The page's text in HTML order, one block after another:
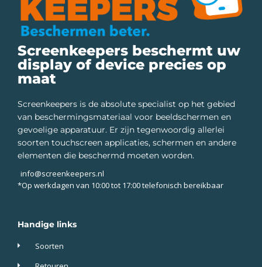
Screenkeepers beschermt uw
display of device precies op
maat
Screenkeepers is de absolute specialist op het gebied
van beschermingsmateriaal voor beeldschermen en
gevoelige apparatuur. Er zijn tegenwoordig allerlei
soorten touchscreen applicaties, schermen en andere
elementen die beschermd moeten worden.
info@screenkeepers.nl
*Op werkdagen van 10:00 tot 17:00 telefonisch bereikbaar
Handige links
Soorten